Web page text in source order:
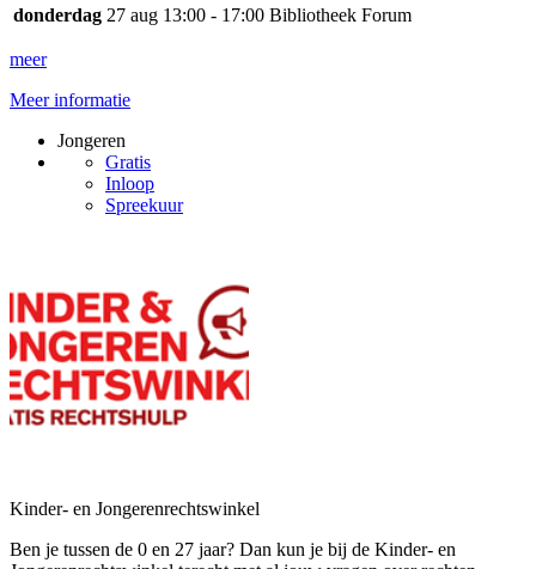
donderdag 27 aug 13:00 - 17:00 Bibliotheek Forum
meer
Meer informatie
Jongeren
Gratis
Inloop
Spreekuur
Kinder- en Jongerenrechtswinkel
Ben je tussen de 0 en 27 jaar? Dan kun je bij de Kinder- en